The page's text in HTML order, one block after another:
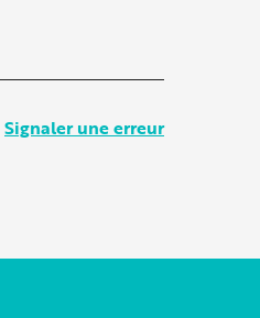
Signaler une erreur